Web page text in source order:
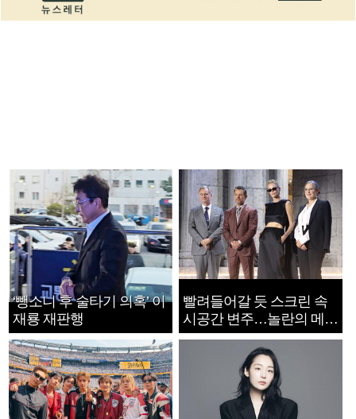
‘뺑소니 후 술타기 의혹’ 이
재룡 재판행
빨려들어갈 듯 스크린 속
시공간 변주…놀란의 메시
지는 ‘전쟁 속죄’